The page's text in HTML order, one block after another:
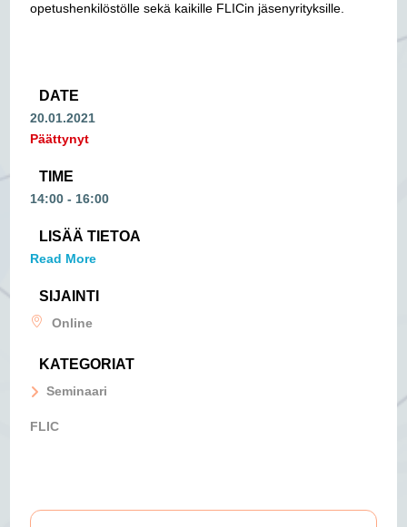
opetushenkilöstölle sekä kaikille FLICin jäsenyrityksille.
DATE
20.01.2021
Päättynyt
TIME
14:00 - 16:00
LISÄÄ TIETOA
Read More
SIJAINTI
Online
KATEGORIAT
Seminaari
FLIC